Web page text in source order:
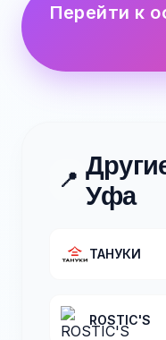
Перейти к
📍 Уфа
ТАНУКИ
ROSTIC'S